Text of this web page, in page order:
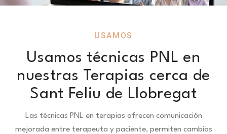
USAMOS
Usamos técnicas PNL en
nuestras Terapias cerca de
Sant Feliu de Llobregat
Las técnicas PNL en terapias ofrecen comunicación
mejorada entre terapeuta y paciente, permiten cambios